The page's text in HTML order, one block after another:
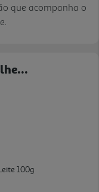
que acompanha o
100g